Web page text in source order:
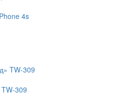
4s
309